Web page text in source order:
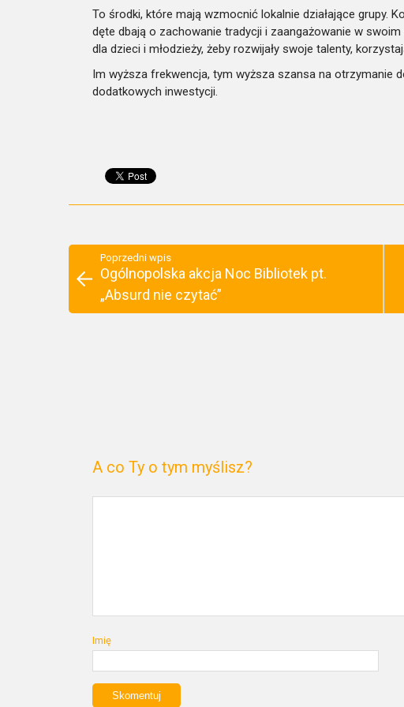
To środki, które mają wzmocnić lokalnie działające grupy.
dęte dbają o zachowanie tradycji i zaangażowanie w
dla dzieci i młodzieży, żeby rozwijały swoje talenty,
Im wyższa frekwencja, tym wyższa szansa na otrzymanie
dodatkowych inwestycji.
Poprzedni wpis
Ogólnopolska akcja Noc Bibliotek pt.
„Absurd nie czytać”
A co Ty o tym myślisz?
Imię